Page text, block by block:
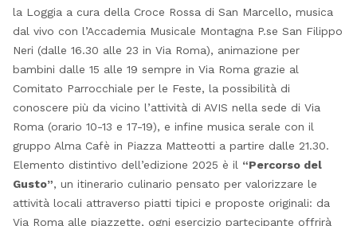
la Loggia a cura della Croce Rossa di San Marcello, musica
dal vivo con l’Accademia Musicale Montagna P.se San Filippo
Neri (dalle 16.30 alle 23 in Via Roma), animazione per
bambini dalle 15 alle 19 sempre in Via Roma grazie al
Comitato Parrocchiale per le Feste, la possibilità di
conoscere più da vicino l’attività di AVIS nella sede di Via
Roma (orario 10-13 e 17-19), e infine musica serale con il
gruppo Alma Cafè in Piazza Matteotti a partire dalle 21.30.
Elemento distintivo dell’edizione 2025 è il “Percorso del
Gusto”, un itinerario culinario pensato per valorizzare le
attività locali attraverso piatti tipici e proposte originali: da
Via Roma alle piazzette, ogni esercizio partecipante offrirà